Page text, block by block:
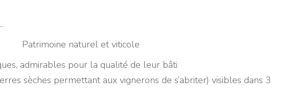
Patrimoine naturel et viticole
admirables pour la qualité de leur bâti
sèches permettant aux vignerons de s’abriter) visibles dans 3